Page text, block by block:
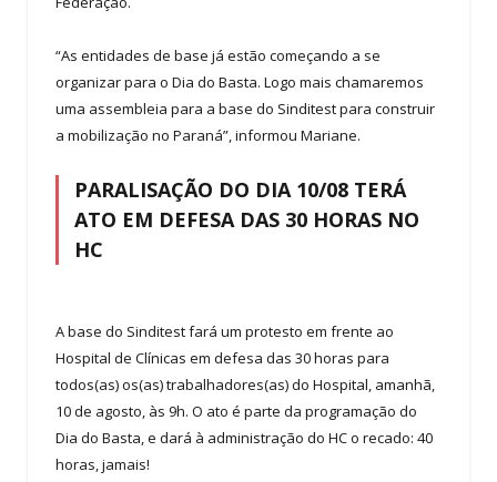
“As entidades de base já estão começando a se
organizar para o Dia do Basta. Logo mais chamaremos
uma assembleia para a base do Sinditest para construir
a mobilização no Paraná”, informou Mariane.
PARALISAÇÃO DO DIA 10/08 TERÁ
ATO EM DEFESA DAS 30 HORAS NO
HC
A base do Sinditest fará um protesto em frente ao
Hospital de Clínicas em defesa das 30 horas para
todos(as) os(as) trabalhadores(as) do Hospital, amanhã,
10 de agosto, às 9h. O ato é parte da programação do
Dia do Basta, e dará à administração do HC o recado: 40
horas, jamais!